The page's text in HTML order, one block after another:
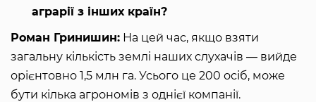
аграрії з інших країн?
Роман Гринишин: На цей час, якщо взяти
загальну кількість землі наших слухачів — вийде
орієнтовно 1,5 млн га. Усього це 200 осіб, може
бути кілька агрономів з однієї компанії.